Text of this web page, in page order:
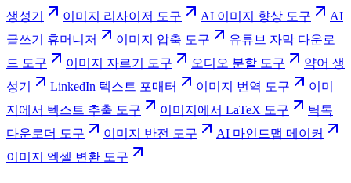
생성기
이미지 리사이저 도구 AI 이미지 향상 도구
AI
글쓰기 휴머니저
이미지 압축 도구
유튜브 자막 다운로
드 도구
이미지 자르기 도구 오디오 분할 도구
약어 생
성기
LinkedIn 텍스트 포매터 이미지 번역 도구
이미
지에서 텍스트 추출 도구
이미지에서 LaTeX 도구
틱톡
다운로더 도구
이미지 반전 도구
AI 마인드맵 메이커
이미지 엑셀 변환 도구